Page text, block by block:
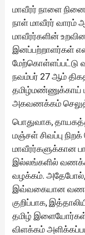
மாவீரர் நாளை
நாள் மாவீரர் வாரம்
மாவீரர்களின்
இனப்பற்றாளர்கள்
மேற்கொள்ளப்பட்டு
நவம்பர் 27 ஆம்
தமிழ்மண்ணுக்காய்
அகவணக்கம்
பொதுவாக,
மஞ்சள் சிவப்பு
மாவீரர்களுக்கான
இல்லங்களில் வணக்க
வழக்கம். அதேபோல்,
இவ்வகையான
குறிப்பாக,
தமிழ் இளையோர்கள்
விளக்கம்